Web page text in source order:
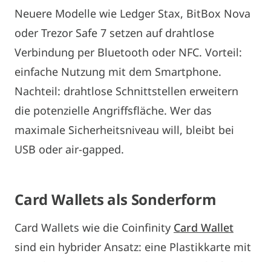
Neuere Modelle wie Ledger Stax, BitBox Nova
oder Trezor Safe 7 setzen auf drahtlose
Verbindung per Bluetooth oder NFC. Vorteil:
einfache Nutzung mit dem Smartphone.
Nachteil: drahtlose Schnittstellen erweitern
die potenzielle Angriffsfläche. Wer das
maximale Sicherheitsniveau will, bleibt bei
USB oder air-gapped.
Card Wallets als Sonderform
Card Wallets wie die Coinfinity Card Wallet
sind ein hybrider Ansatz: eine Plastikkarte mit